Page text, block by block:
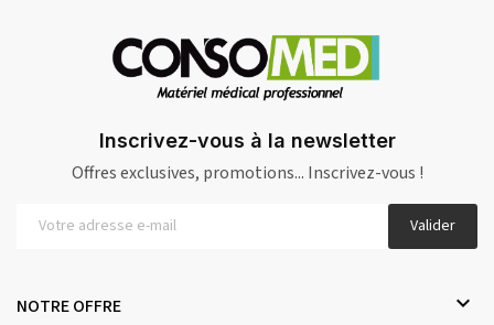
Inscrivez-vous à la newsletter
Offres exclusives, promotions... Inscrivez-vous !
Valider
NOTRE OFFRE 